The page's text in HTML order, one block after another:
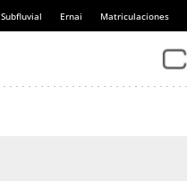
Subfluvial Ernai Matriculaciones